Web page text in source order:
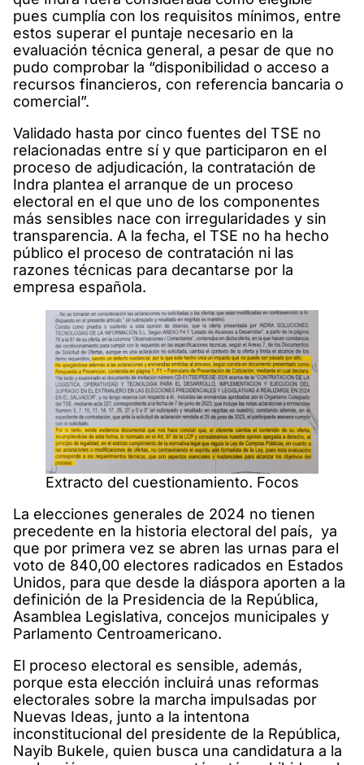
pues cumplía con los requisitos mínimos, entre
estos superar el puntaje necesario en la
evaluación técnica general, a pesar de que no
pudo comprobar la “disponibilidad o acceso a
recursos financieros, con referencia bancaria o
comercial”.
Validado hasta por cinco fuentes del TSE no
relacionadas entre sí y que participaron en el
proceso de adjudicación, la contratación de
Indra plantea el arranque de un proceso
electoral en el que uno de los componentes
más sensibles nace con irregularidades y sin
transparencia. A la fecha, el TSE no ha hecho
público el proceso de contratación ni las
razones técnicas para decantarse por la
empresa española.
Extracto del cuestionamiento. Focos
La elecciones generales de 2024 no tienen
precedente en la historia electoral del país, ya
que por primera vez se abren las urnas para el
voto de 840,00 electores radicados en Estados
Unidos, para que desde la diáspora aporten a la
definición de la Presidencia de la República,
Asamblea Legislativa, concejos municipales y
Parlamento Centroamericano.
El proceso electoral es sensible, además,
porque esta elección incluirá unas reformas
electorales sobre la marcha impulsadas por
Nuevas Ideas, junto a la intentona
inconstitucional del presidente de la República,
Nayib Bukele, quien busca una candidatura a la